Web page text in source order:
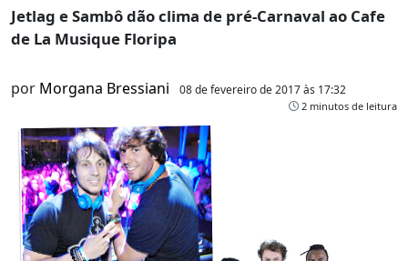
Jetlag e Sambô dão clima de pré-Carnaval ao Cafe
de La Musique Floripa
por Morgana Bressiani 08 de fevereiro de 2017 às 17:32
2 minutos de leitura